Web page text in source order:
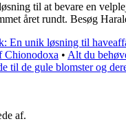
til at bevare en
året rundt. Besøg
En unik løsning til
Chionodoxa • Alt du
til de gule blomster og
af.